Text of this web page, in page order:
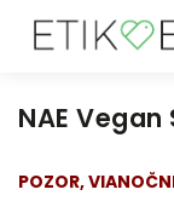
NAE Vegan
POZOR,